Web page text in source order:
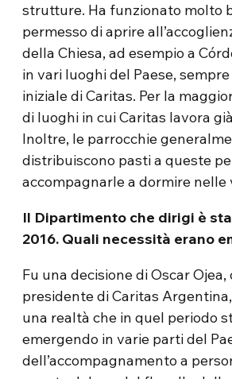
strutture. Ha funzionato molto
permesso di aprire
della Chiesa, ad esempio a
in vari luoghi del Paese,
iniziale di Caritas. Per la
di luoghi in cui Caritas lavora
Inoltre, le parrocchie
distribuiscono pasti a queste
accompagnarle a dormire
Il Dipartimento che dirigi è
2016. Quali necessità erano
Fu una decisione di Oscar
presidente di Caritas
una realtà che in quel periodo
emergendo in varie parti del
dell’accompagnamento a